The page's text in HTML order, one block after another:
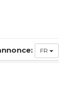
FR